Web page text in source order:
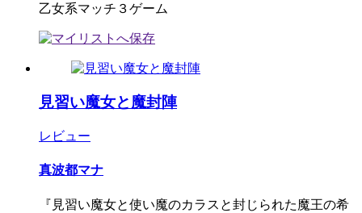
乙女系マッチ３ゲーム
見習い魔女と魔封陣
レビュー
真波都マナ
『見習い魔女と使い魔のカラスと封じられた魔王の希